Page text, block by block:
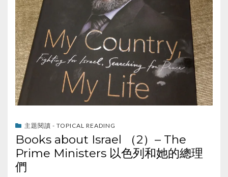
主題閱讀 - TOPICAL READING
Books about Israel （2）– The
Prime Ministers 以色列和她的總理
們